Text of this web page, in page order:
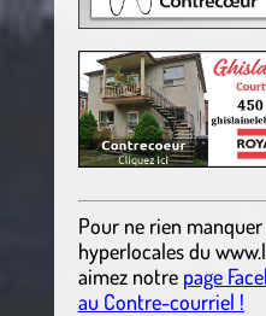
Pour ne rien
hyperlocalesdu
aimez notre page
au Contre-courriel !